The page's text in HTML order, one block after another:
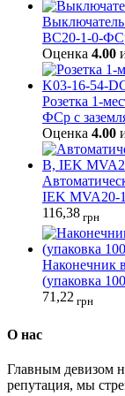
ВС20-1-0-
Оценка 4.00
Розетка 1-
ФСр с
Оценка 4.00
IEK MVA20-
116,38 грн
Наконечник
(упаковка
71,22 грн
О нас
Главным девизом
репутация, мы